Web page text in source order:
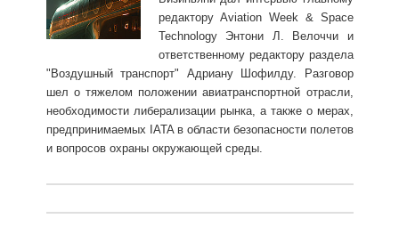
редактору Aviation Week & Space
Technology Энтони Л. Велоччи и
ответственному редактору раздела
"Воздушный транспорт" Адриану Шофилду. Разговор
шел о тяжелом положении авиатранспортной отрасли,
необходимости либерализации рынка, а также о мерах,
предпринимаемых IATA в области безопасности полетов
и вопросов охраны окружающей среды.